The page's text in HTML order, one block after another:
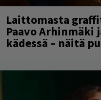
Laittomasta
Paavo Arhinmäki
kädessä – näitä